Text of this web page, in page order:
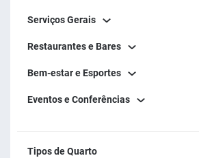
Serviços Gerais
Restaurantes e Bares
Bem-estar e Esportes
Eventos e Conferências
Tipos de Quarto